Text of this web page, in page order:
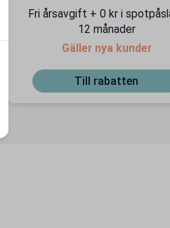
Fri årsavgift + 0 kr i
12 månader
Gäller nya kunder
Till rabatten